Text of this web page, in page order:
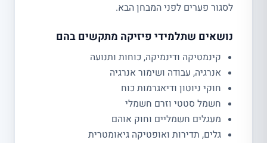
לסגור פערים לפני המבחן הבא.
נושאים שתלמידי פיזיקה מתקשים בהם
קינמטיקה ודינמיקה, כוחות ותנועה
אנרגיה, עבודה ושימור אנרגיה
חוקי ניוטון ודיאגרמות כוח
חשמל סטטי וזרם חשמלי
מעגלים חשמליים וחוק אוהם
גלים, תדירות ואופטיקה גיאומטרית